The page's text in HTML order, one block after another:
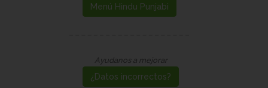
Menú Hindu Punjabi
Ayudanos a mejorar
¿Datos incorrectos?